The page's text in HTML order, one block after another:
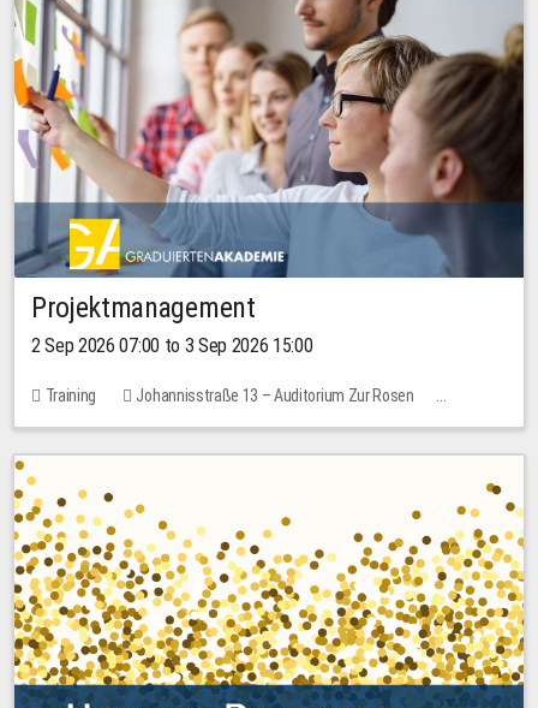
Projektmanagement
2 Sep 2026 07:00 to 3 Sep 2026 15:00
Training
Johannisstraße 13 – Auditorium Zur Rosen
No free places
30.00 EUR